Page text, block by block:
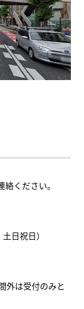
ください。
日祝日）
外は受付のみと